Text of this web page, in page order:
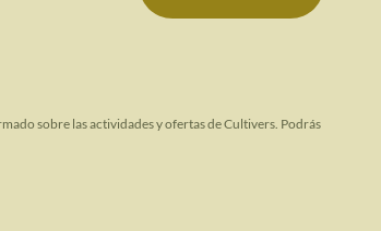
sobre las actividades y ofertas de Cultivers. Podrás